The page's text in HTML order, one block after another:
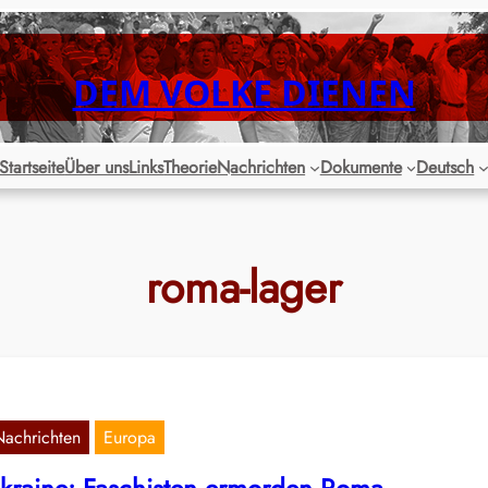
DEM VOLKE DIENEN
StartseiteÜber unsLinksTheorieNachrichten Dokumente Deutsch
roma-lager
Europa